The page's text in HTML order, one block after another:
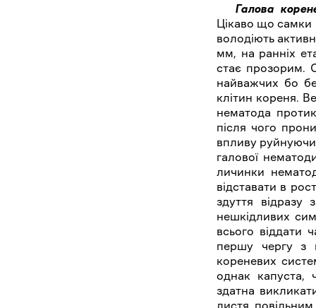
Галова
Цікаво що самки
володіють
мм, на ранніх
стає прозорим.
найважчих бо
клітин кореня.
нематода
після чого
впливу
галової
личинки
відставати в
здуття відразу
нешкідливих
всього віддати
першу чергу з
кореневих
однак капуста,
здатна
листя,